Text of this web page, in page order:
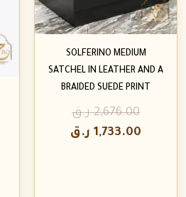
SOLFERINO MEDIUM
SATCHEL IN LEATHER AND A
BRAIDED SUEDE PRINT
2,676.00 ر.ق
1,733.00 ر.ق